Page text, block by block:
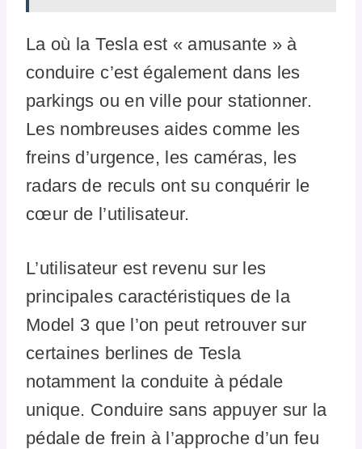
La où la Tesla est « amusante » à
conduire c’est également dans les
parkings ou en ville pour stationner.
Les nombreuses aides comme les
freins d’urgence, les caméras, les
radars de reculs ont su conquérir le
cœur de l’utilisateur.
L’utilisateur est revenu sur les
principales caractéristiques de la
Model 3 que l’on peut retrouver sur
certaines berlines de Tesla
notamment la conduite à pédale
unique. Conduire sans appuyer sur la
pédale de frein à l’approche d’un feu